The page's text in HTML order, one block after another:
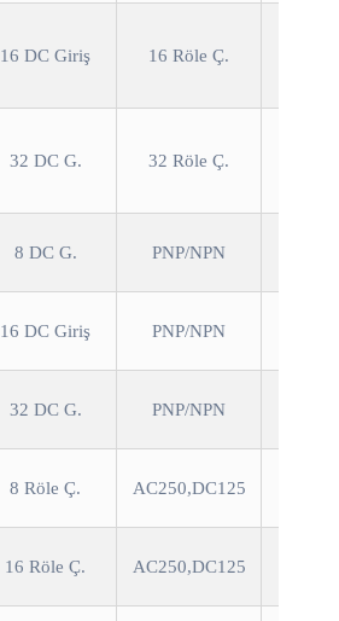
16 DC Giriş 16 Röle Ç.
32 DC G. 32 Röle Ç.
8 DC G. PNP/NPN
16 DC Giriş PNP/NPN
32 DC G. PNP/NPN
8 Röle Ç. AC250,DC125
16 Röle Ç. AC250,DC125